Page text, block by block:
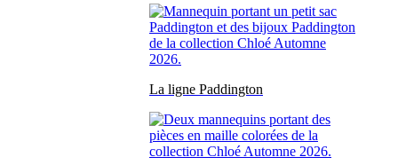
La ligne Paddington